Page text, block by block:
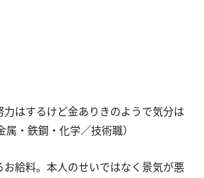
力はするけど金ありきのようで気分は
・鉄鋼・化学／技術職）
給料。本人のせいではなく景気が悪